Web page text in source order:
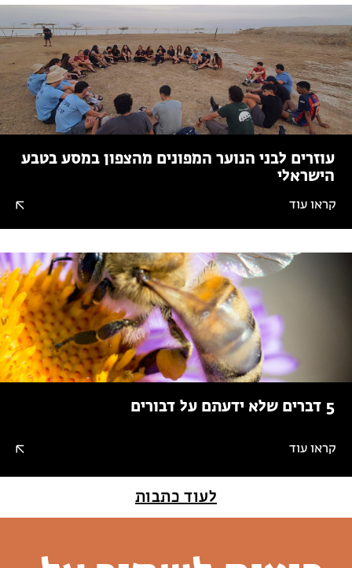
עוזרים לבני הנוער המפונים מהצפון במסע בטבע
הישראלי
קראו עוד
5 דברים שלא ידעתם על דבורים
קראו עוד
לעוד כתבות